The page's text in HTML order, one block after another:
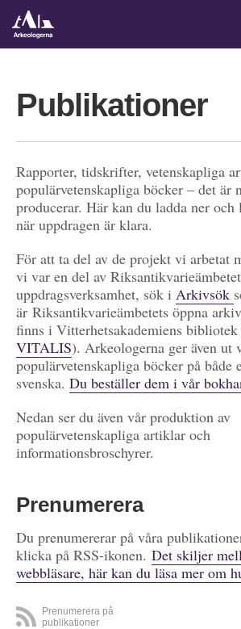
Publikationer
Rapporter, tidskrifter, vetenskapliga
populärvetenskapliga böcker – det är
producerar. Här kan du ladda ner och
när uppdragen är klara.
För att ta del av de projekt vi arbetat
vi var en del av
uppdragsverksamhet, sök i Arkivsök
är Riksantikvarieämbetets öppna
finns i Vitterhetsakademiens
VITALIS). Arkeologerna ger även ut
populärvetenskapliga böcker på både
svenska. Du beställer dem i vår
Nedan ser du även vår produktion av
populärvetenskapliga artiklar och
informationsbroschyrer.
Prenumerera
Du prenumererar på våra
klicka på RSS-ikonen. Det skiljer
webbläsare, här kan du läsa mer om
Prenumerera på
publikationer